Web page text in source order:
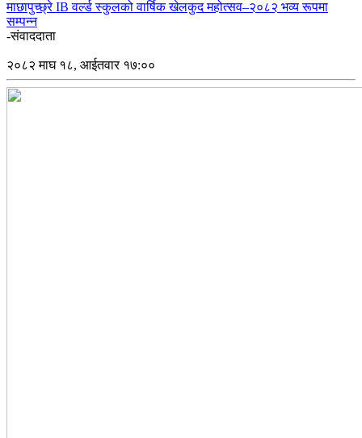
माछापुच्छ्रे IB वर्ल्ड स्कुलको वार्षिक खेलकुद महोत्सव–२०८२ भव्य रूपमा
सम्पन्न
-संवाददाता
२०८२ माघ १८, आईतवार १७:००